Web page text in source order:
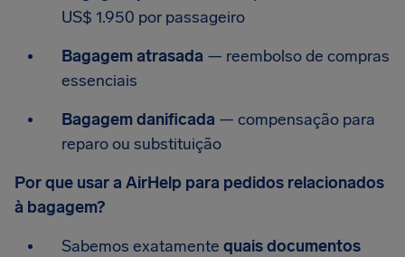
US$ 1.950 por passageiro
Bagagem atrasada — reembolso de compras
essenciais
Bagagem danificada — compensação para
reparo ou substituição
Por que usar a AirHelp para pedidos relacionados
à bagagem?
Sabemos exatamente quais documentos